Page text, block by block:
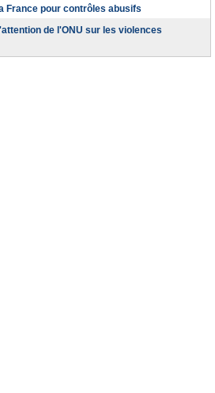
France pour contrôles abusifs
de l'ONU sur les violences